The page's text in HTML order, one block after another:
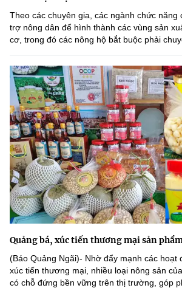
Tin infographic
Sách
Voice
Chọn ngôn ngữ
TRUNG TÂM THÔNG TIN
Liên hệ
banbientap@mic.gov.vn
024.3556.3461
Ban Biên tập Cổng TTĐT - 18 Nguyễn
Theo dõi MIC trên
Theo các chuyên gia, các ngành chức năng
trợ nông dân để hình thành các vùng sản
cơ, trong đó các nông hộ bắt buộc phải
Quảng bá, xúc tiến thương mại sản phẩm
(Báo Quảng Ngãi)- Nhờ đẩy mạnh các hoạt
xúc tiến thương mại, nhiều loại nông sản
có chỗ đứng bền vững trên thị trường, góp